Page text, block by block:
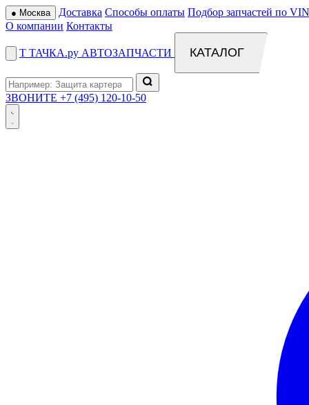
● Москва Доставка Способы оплаты Подбор запчастей по
О компании Контакты
Т ТАЧКА.ру АВТОЗАПЧАСТИ КАТАЛОГ
ЗВОНИТЕ +7 (495) 120-10-50